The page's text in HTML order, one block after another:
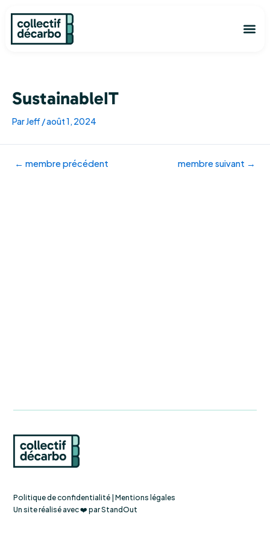
contenu
SustainableIT
ParJeff/août 1, 2024
des
articles
← membre précédent membre suivant →
Politique de confidentialité |Mentions légales
Un site réalisé avec ❤️ parStandOut